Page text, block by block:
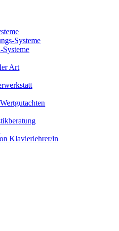
Systeme
Art
Klavierlehrer/in